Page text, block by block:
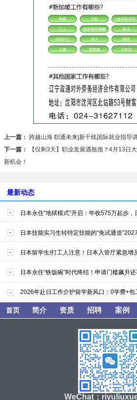
上一篇： 跨越山海 职通未来|新干线国际就业指导
下一篇：
【仅剩3天】职业发展遇瓶颈？4月13日
新机会！
最新动态
日本永住“地狱模式”开启：年收575万起步
日本技能实习生转特定技能的“免试通道
日本留学生/打工人注意！日本入管厅紧急增
日本永住“铁饭碗”时代终结！申请门槛飙升
2026年赴日工作介护留学新风口：0学费+包
首页 简介 资质 招聘 案例
WeChat：